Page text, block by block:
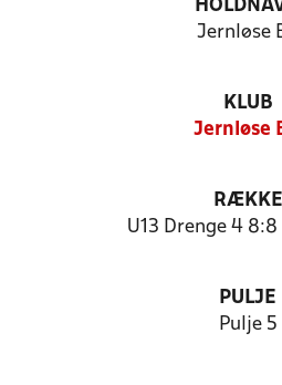
Jernløse
KLUB
Jernløse
RÆKKE
U13 Drenge 4
PULJE
Pulje 5